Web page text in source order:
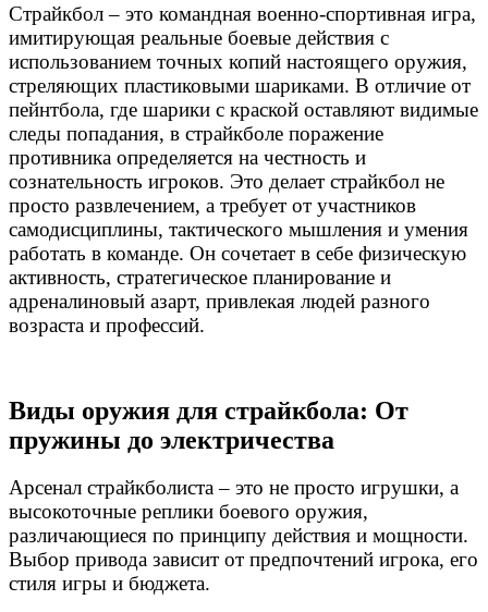
Страйкбол – это командная военно-спортивная игра,
имитирующая реальные боевые действия с
использованием точных копий настоящего оружия,
стреляющих пластиковыми шариками. В отличие от
пейнтбола, где шарики с краской оставляют видимые
следы попадания, в страйкболе поражение
противника определяется на честность и
сознательность игроков. Это делает страйкбол не
просто развлечением, а требует от участников
самодисциплины, тактического мышления и умения
работать в команде. Он сочетает в себе физическую
активность, стратегическое планирование и
адреналиновый азарт, привлекая людей разного
возраста и профессий.
Виды оружия для страйкбола: От
пружины до электричества
Арсенал страйкболиста – это не просто игрушки, а
высокоточные реплики боевого оружия,
различающиеся по принципу действия и мощности.
Выбор привода зависит от предпочтений игрока, его
стиля игры и бюджета.